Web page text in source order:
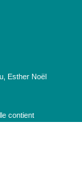
Esther Noël
contient